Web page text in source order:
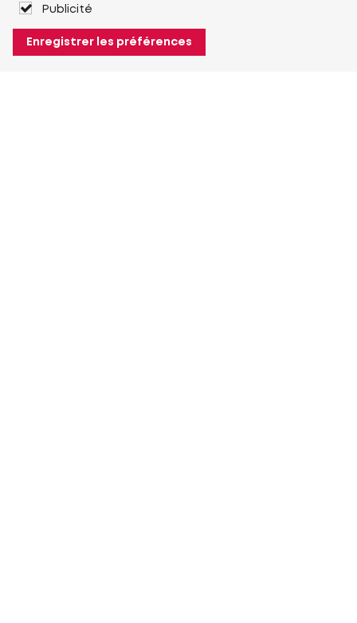
Publicité
Enregistrer les préférences